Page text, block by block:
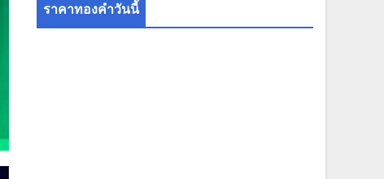
ราคาทองคำวันนี้